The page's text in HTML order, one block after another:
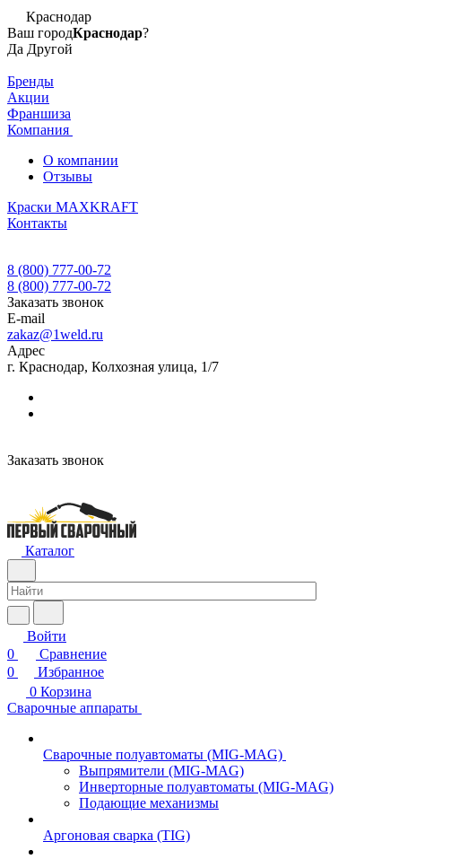
Краснодар
Ваш городКраснодар?
Да Другой
Бренды
Акции
Франшиза
Компания
О компании
Отзывы
Краски MAXKRAFT
Контакты
8 (800) 777-00-72
8 (800) 777-00-72
Заказать звонок
E-mail
zakaz@1weld.ru
Адрес
г. Краснодар, Колхозная улица, 1/7
Заказать звонок
Каталог
Войти
0
Сравнение
0
Избранное
0 Корзина
Сварочные аппараты
Сварочные полуавтоматы (MIG-MAG)
Выпрямители (MIG-MAG)
Инверторные полуавтоматы (MIG-MAG)
Подающие механизмы
Аргоновая сварка (TIG)